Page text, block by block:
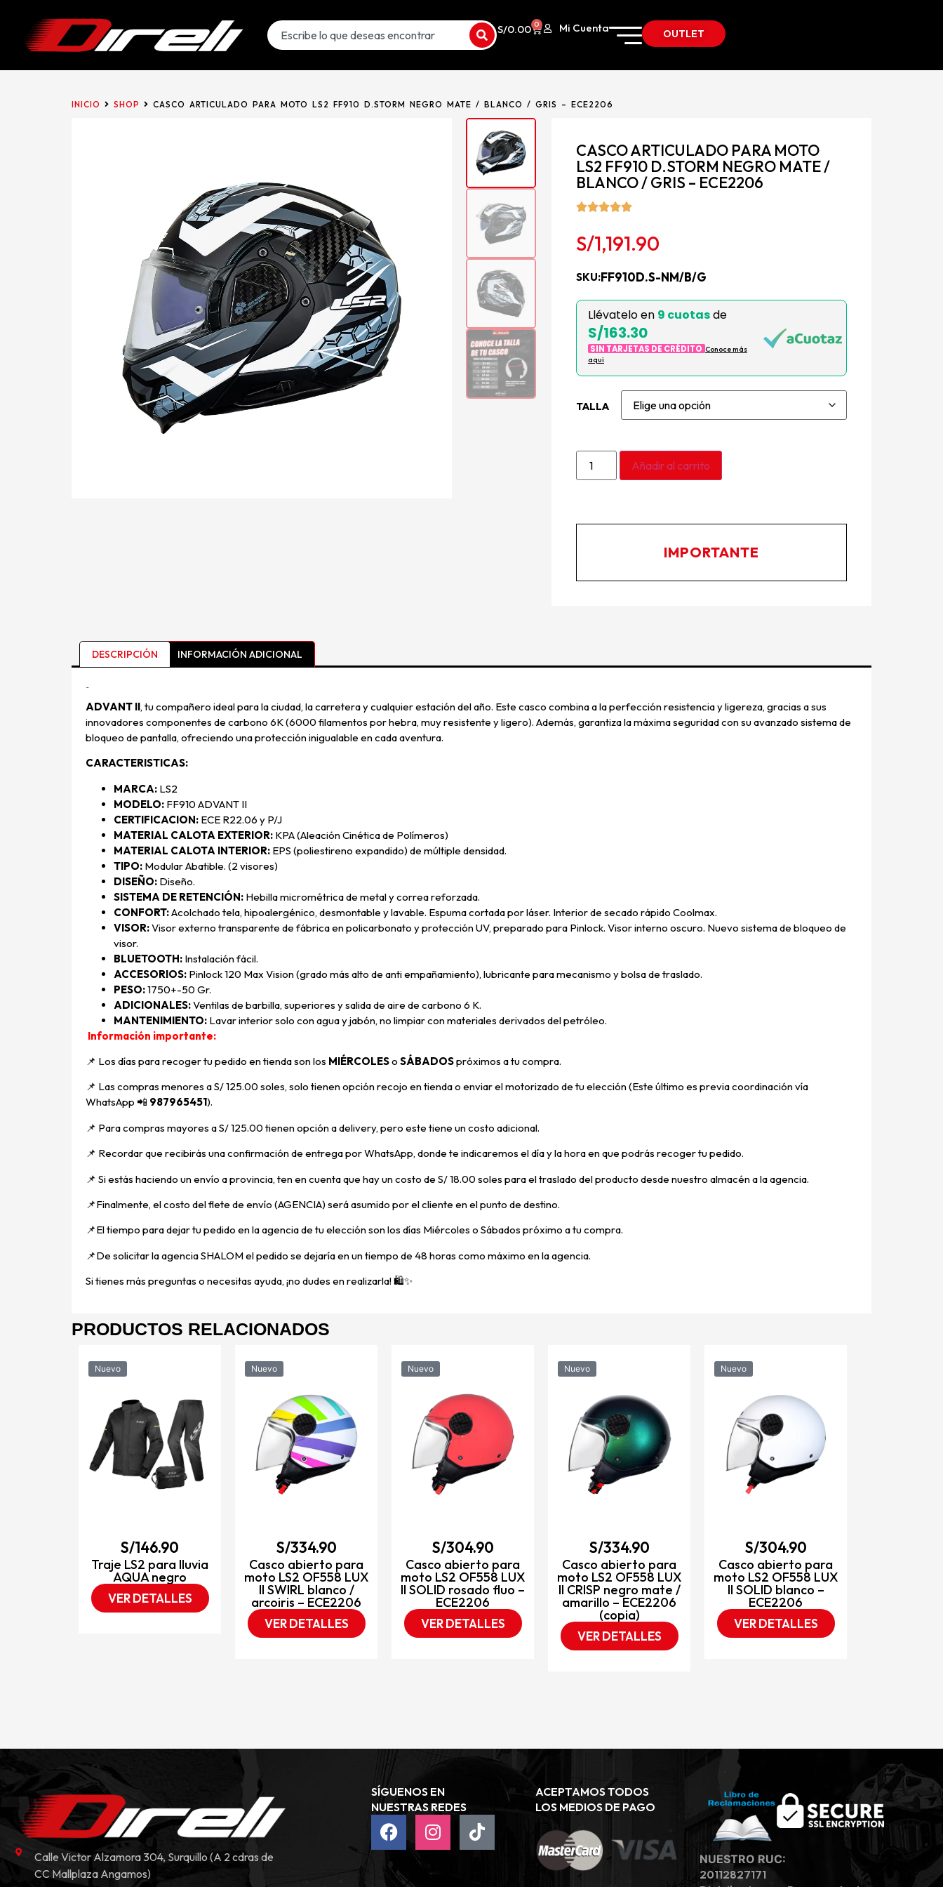
S/0.00 0 Mi Cuenta OUTLET
INICIO SHOP CASCO ARTICULADO PARA MOTO LS2 FF910 D.STORM NEGRO MATE / BLANCO / GRIS – ECE2206
CASCO ARTICULADO PARA MOTO
LS2 FF910 D.STORM NEGRO MATE /
BLANCO / GRIS – ECE2206
S/1,191.90
SKU:FF910D.S-NM/B/G
Llévatelo en 9 cuotasde
S/163.30
SIN TARJETAS DE CRÉDITO Conoce más
aqui
TALLA
Añadir al carrito
IMPORTANTE
DESCRIPCIÓN INFORMACIÓN ADICIONAL
ADVANT II, tu compañero ideal para la ciudad, la carretera y cualquier estación del año. Este casco combina a la perfección resistencia y ligereza, gracias a sus
innovadores componentes de carbono 6K (6000 filamentos por hebra, muy resistente y ligero). Además, garantiza la máxima seguridad con su avanzado sistema de
bloqueo de pantalla, ofreciendo una protección inigualable en cada aventura.
CARACTERISTICAS:
MARCA: LS2
MODELO: FF910 ADVANT II
CERTIFICACION: ECE R22.06 y P/J
MATERIAL CALOTA EXTERIOR: KPA (Aleación Cinética de Polímeros)
MATERIAL CALOTA INTERIOR: EPS (poliestireno expandido) de múltiple densidad.
TIPO: Modular Abatible. (2 visores)
DISEÑO: Diseño.
SISTEMA DE RETENCIÓN: Hebilla micrométrica de metal y correa reforzada.
CONFORT:Acolchado tela, hipoalergénico, desmontable y lavable. Espuma cortada por láser. Interior de secado rápido Coolmax.
VISOR:Visor externo transparente de fábrica en policarbonato y protección UV, preparado para Pinlock. Visor interno oscuro. Nuevo sistema de bloqueo de
visor.
BLUETOOTH: Instalación fácil.
ACCESORIOS: Pinlock 120 Max Vision (grado más alto de anti empañamiento), lubricante para mecanismo y bolsa de traslado.
PESO:1750+-50 Gr.
ADICIONALES:Ventilas de barbilla, superiores y salida de aire de carbono 6 K.
MANTENIMIENTO: Lavar interior solo con agua y jabón, no limpiar con materiales derivados del petróleo.
Información importante:
📌 Los días para recoger tu pedido en tienda son los MIÉRCOLESo SÁBADOSpróximos a tu compra.
📌 Las compras menores a S/ 125.00 soles, solo tienen opción recojo en tienda o enviar el motorizado de tu elección (Este último es previa coordinación vía
WhatsApp 📲 987965451).
📌 Para compras mayores a S/ 125.00 tienen opción a delivery, pero este tiene un costo adicional.
📌 Recordar que recibirás una confirmación de entrega por WhatsApp, donde te indicaremos el día y la hora en que podrás recoger tu pedido.
📌 Si estás haciendo un envío a provincia, ten en cuenta que hay un costo de S/ 18.00 soles para el traslado del producto desde nuestro almacén a la agencia.
📌Finalmente, el costo del flete de envío (AGENCIA) será asumido por el cliente en el punto de destino.
📌El tiempo para dejar tu pedido en la agencia de tu elección son los días Miércoles o Sábados próximo a tu compra.
📌De solicitar la agencia SHALOM el pedido se dejaría en un tiempo de 48 horas como máximo en la agencia.
Si tienes más preguntas o necesitas ayuda, ¡no dudes en realizarla! 🛍️✨
PRODUCTOS RELACIONADOS
Nuevo
S/146.90
Traje LS2 para lluvia
AQUA negro
VER DETALLES
Nuevo
S/334.90
Casco abierto para
moto LS2 OF558 LUX
II SWIRL blanco /
arcoiris – ECE2206
VER DETALLES
Nuevo
S/304.90
Casco abierto para
moto LS2 OF558 LUX
II SOLID rosado fluo –
ECE2206
VER DETALLES
Nuevo
S/334.90
Casco abierto para
moto LS2 OF558 LUX
II CRISP negro mate /
amarillo – ECE2206
(copia)
VER DETALLES
Nuevo
S/304.90
Casco abierto para
moto LS2 OF558 LUX
II SOLID blanco –
ECE2206
VER DETALLES
Calle Victor Alzamora 304, Surquillo (A 2 cdras de
CC Mallplaza Angamos)
SÍGUENOS EN
NUESTRAS REDES
ACEPTAMOS TODOS
LOS MEDIOS DE PAGO
NUESTRO RUC:
20112827171